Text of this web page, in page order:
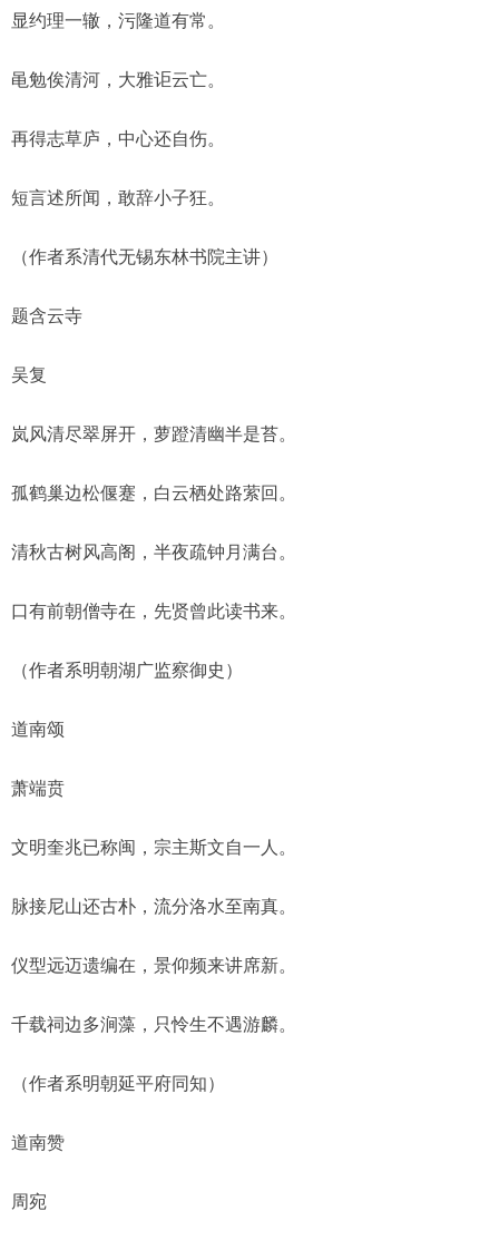
显约理一辙，污隆道有常。
黾勉俟清河，大雅讵云亡。
再得志草庐，中心还自伤。
短言述所闻，敢辞小子狂。
（作者系清代无锡东林书院主讲）
题含云寺
吴复
岚风清尽翠屏开，萝蹬清幽半是苔。
孤鹤巢边松偃蹇，白云栖处路萦回。
清秋古树风高阁，半夜疏钟月满台。
口有前朝僧寺在，先贤曾此读书来。
（作者系明朝湖广监察御史）
道南颂
萧端贲
文明奎兆已称闽，宗主斯文自一人。
脉接尼山还古朴，流分洛水至南真。
仪型远迈遗编在，景仰频来讲席新。
千载祠边多涧藻，只怜生不遇游麟。
（作者系明朝延平府同知）
道南赞
周宛